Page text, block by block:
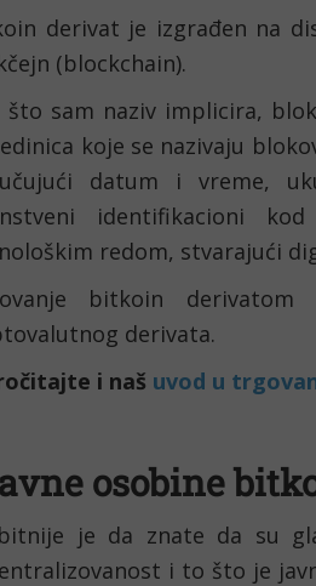
derivat je izgrađen na
(blockchain).
što sam naziv implicira,
koje se nazivaju
datum i vreme,
identifikacioni
redom, stvarajući
bitkoin
derivata.
i naš uvod u
osobine
je da znate da su
i to što je